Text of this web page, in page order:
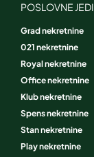
POSLOVNE
Grad nekretnine
021 nekretnine
Royal nekretnine
Office nekretnine
Klub nekretnine
Spens nekretnine
Stan nekretnine
Play nekretnine